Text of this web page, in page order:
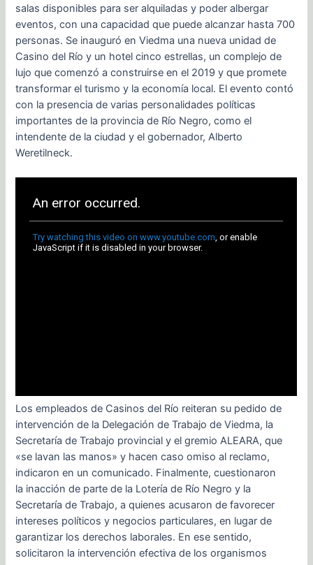
salas disponibles para ser alquiladas y poder albergar
eventos, con una capacidad que puede alcanzar hasta 700
personas. Se inauguró en Viedma una nueva unidad de
Casino del Río y un hotel cinco estrellas, un complejo de
lujo que comenzó a construirse en el 2019 y que promete
transformar el turismo y la economía local. El evento contó
con la presencia de varias personalidades políticas
importantes de la provincia de Río Negro, como el
intendente de la ciudad y el gobernador, Alberto
Weretilneck.
Los empleados de Casinos del Río reiteran su pedido de
intervención de la Delegación de Trabajo de Viedma, la
Secretaría de Trabajo provincial y el gremio ALEARA, que
«se lavan las manos» y hacen caso omiso al reclamo,
indicaron en un comunicado. Finalmente, cuestionaron
la inacción de parte de la Lotería de Río Negro y la
Secretaría de Trabajo, a quienes acusaron de favorecer
intereses políticos y negocios particulares, en lugar de
garantizar los derechos laborales. En ese sentido,
solicitaron la intervención efectiva de los organismos